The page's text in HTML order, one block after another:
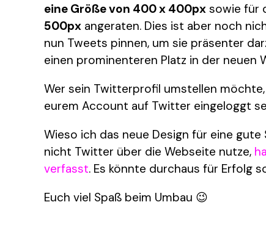
eine Größe von 400 x 400px sowie für
500px angeraten. Dies ist aber noch
nun Tweets pinnen, um sie präsenter
einen prominenteren Platz in der neuen
Wer sein Twitterprofil umstellen
eurem Account auf Twitter eingeloggt
Wieso ich das neue Design für eine
nicht Twitter über die Webseite nutze,
verfasst. Es könnte durchaus für Erfolg
Euch viel Spaß beim Umbau 😉